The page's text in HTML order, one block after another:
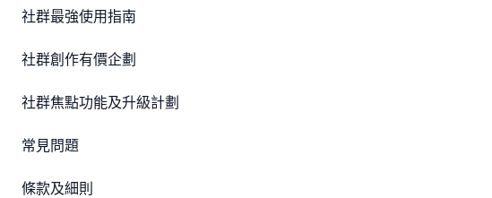
社群最強使用指南
社群創作有價企劃
社群焦點功能及升級計劃
常見問題
條款及細則